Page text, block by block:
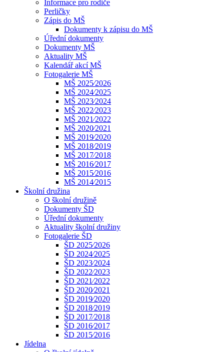
Informace pro rodiče
Perličky
Zápis do MŠ
Dokumenty k zápisu do MŠ
Úřední dokumenty
Dokumenty MŠ
Aktuality MŠ
Kalendář akcí MŠ
Fotogalerie MŠ
MŠ 2025⁄2026
MŠ 2024⁄2025
MŠ 2023⁄2024
MŠ 2022⁄2023
MŠ 2021⁄2022
MŠ 2020⁄2021
MŠ 2019⁄2020
MŠ 2018⁄2019
MŠ 2017⁄2018
MŠ 2016⁄2017
MŠ 2015⁄2016
MŠ 2014⁄2015
Školní družina
O školní družině
Dokumenty ŠD
Úřední dokumenty
Aktuality školní družiny
Fotogalerie ŠD
ŠD 2025⁄2026
ŠD 2024⁄2025
ŠD 2023⁄2024
ŠD 2022⁄2023
ŠD 2021⁄2022
ŠD 2020⁄2021
ŠD 2019⁄2020
ŠD 2018⁄2019
ŠD 2017⁄2018
ŠD 2016⁄2017
ŠD 2015⁄2016
Jídelna